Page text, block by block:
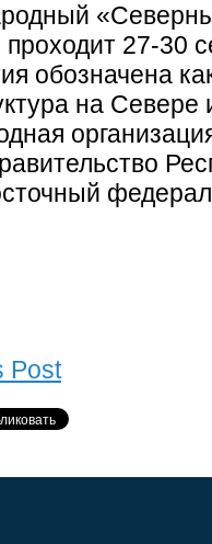
27-30
обозначена
на Севере
Post